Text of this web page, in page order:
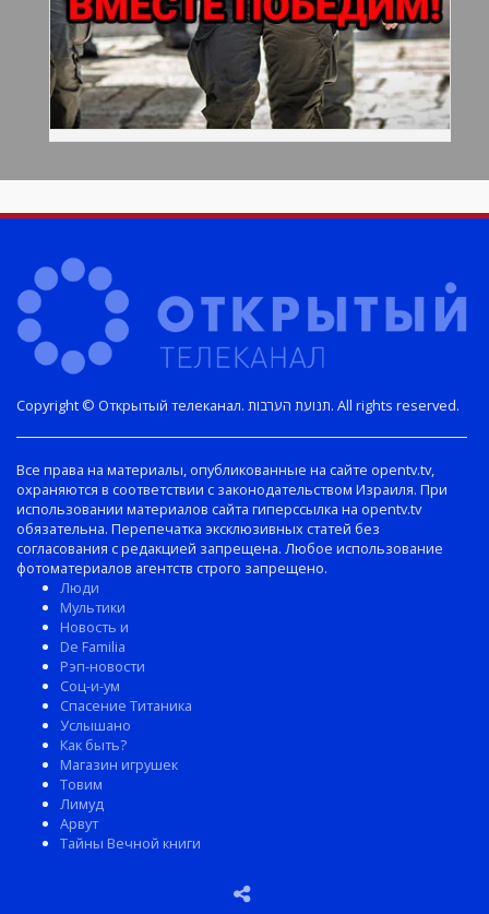
Copyright © Открытый телеканал. תנועת הערבות. All rights reserved.
Все права на материалы, опубликованные на сайте opentv.tv,
охраняются в соответствии с законодательством Израиля. При
использовании материалов сайта гиперссылка на opentv.tv
обязательна. Перепечатка эксклюзивных статей без
согласования с редакцией запрещена. Любое использование
фотоматериалов агентств строго запрещено.
Люди
Мультики
Новость и
De Familia
Рэп-новости
Соц-и-ум
Спасение Титаника
Услышано
Как быть?
Магазин игрушек
Товим
Лимуд
Арвут
Тайны Вечной книги